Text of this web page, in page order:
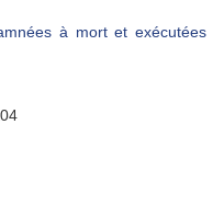
à mort et exécutées